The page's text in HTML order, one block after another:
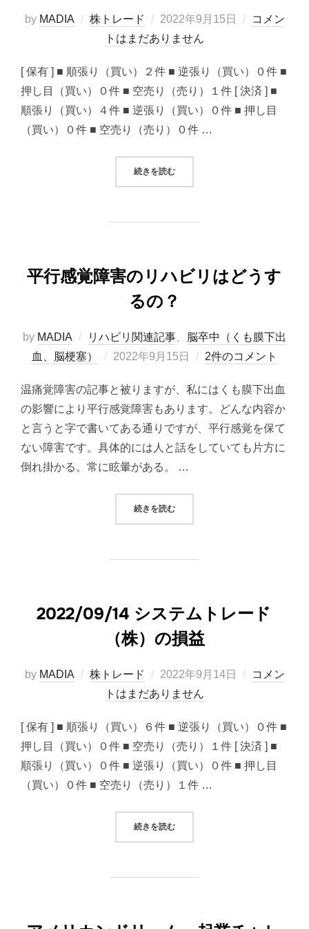
by MADIA 株トレード
投
稿
2022年9月15日
コメン
トはまだありません
[ 保有 ] ■ 順張り（買い）２件 ■ 逆張り（買い）０件 ■
押し目（買い）０件 ■ 空売り（売り）１件 [ 決済 ] ■
順張り（買い）４件 ■ 逆張り（買い）０件 ■ 押し目
（買い）０件 ■ 空売り（売り）０件 …
続きを読む“2022/09/15 システムトレード（
平行感覚障害のリハビリはどうす
るの？
by MADIA リハビリ関連記事
脳卒中（くも膜下出
血、脳梗塞）
投
日:
2022年9月15日 2件のコメント
温痛覚障害の記事と被りますが、私にはくも膜下出血
の影響により平行感覚障害もあります。どんな内容か
と言うと字で書いてある通りですが、平行感覚を保て
ない障害です。具体的には人と話をしていても片方に
倒れ掛かる。常に眩暈がある。 …
続きを読む“平行感覚障害のリハビリはどうす
2022/09/14 システムトレード
（株）の損益
by MADIA 株トレード
投
稿
2022年9月14日
コメン
トはまだありません
[ 保有 ] ■ 順張り（買い）６件 ■ 逆張り（買い）０件 ■
押し目（買い）０件 ■ 空売り（売り）１件 [ 決済 ] ■
順張り（買い）０件 ■ 逆張り（買い）０件 ■ 押し目
（買い）０件 ■ 空売り（売り）１件 …
続きを読む“2022/09/14 システムトレード（